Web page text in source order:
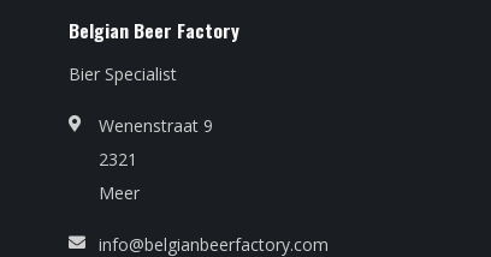
Belgian Beer Factory
Bier Specialist
Wenenstraat 9
2321
Meer
info@belgianbeerfactory.com